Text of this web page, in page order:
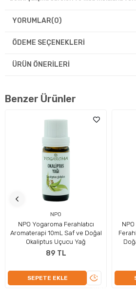
Kompakt ve taşınabilir yapısı sayesinde
ofiste veya mutfakta rahatlıkla
mantığı sayesinde çocuklar ve öğrenciler
Küp zamanlayıcılar genellikle cihazı belirli
şekilde çevirerek otomatik geri sayımı
YORUMLAR(0)
ÖDEME SEÇENEKLERI
ÜRÜN ÖNERILERI
Benzer Ürünler
NPO
NPO Yogaroma Ferahlatıcı
Aromaterapi 10mL Saf ve Doğal
Okaliptus Uçucu Yağ
89 TL
SEPETE EKLE
ÜRÜNÜ